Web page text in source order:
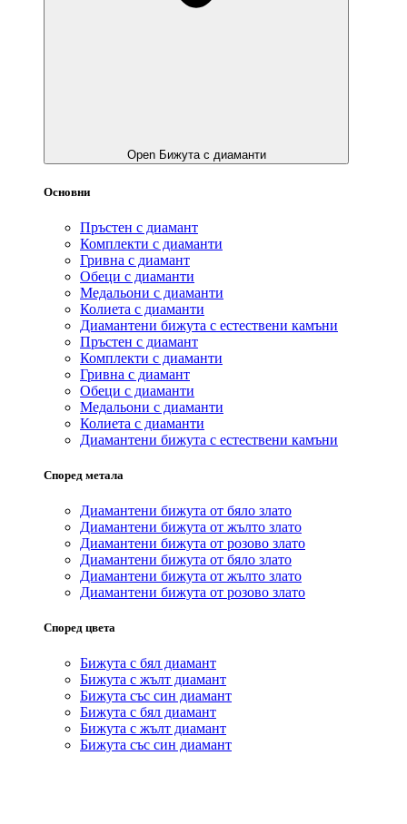
Open Бижута с диаманти
Основни
Пръстен с диамант
Комплекти с диаманти
Гривнa с диамант
Обеци с диаманти
Медальони с диаманти
Колиета с диаманти
Диамантени бижута с естествени камъни
Пръстен с диамант
Комплекти с диаманти
Гривнa с диамант
Обеци с диаманти
Медальони с диаманти
Колиета с диаманти
Диамантени бижута с естествени камъни
Според метала
Диамантени бижута от бяло злато
Диамантени бижута от жълто злато
Диамантени бижута от розово злато
Диамантени бижута от бяло злато
Диамантени бижута от жълто злато
Диамантени бижута от розово злато
Според цвета
Бижута с бял диамант
Бижута с жълт диамант
Бижута със син диамант
Бижута с бял диамант
Бижута с жълт диамант
Бижута със син диамант